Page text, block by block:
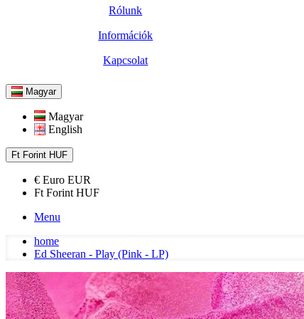
Rólunk
Információk
Kapcsolat
Magyar
Magyar
English
Ft Forint HUF
€ Euro EUR
Ft Forint HUF
Menu
home
Ed Sheeran - Play (Pink - LP)